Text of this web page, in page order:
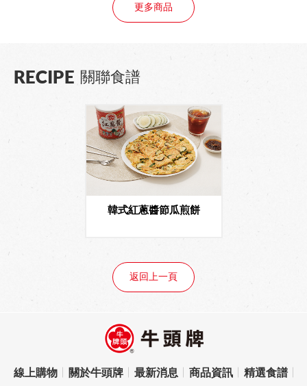
更多商品
RECIPE 關聯食譜
韓式紅蔥醬節瓜煎餅
返回上一頁
線上購物 關於牛頭牌 最新消息 商品資訊 精選食譜